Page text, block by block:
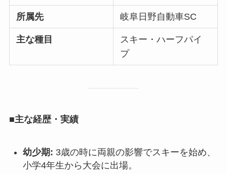
所属先 岐阜日野自動車SC
主な種目
スキー・ハーフパイ
プ
■主な経歴・実績
幼少期: 3歳の時に両親の影響でスキーを始め、
小学4年生から大会に出場。